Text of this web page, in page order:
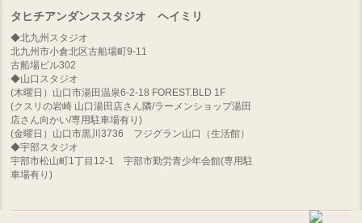
タヒチアンダンススタジオ ヘイミリ
◆北九州スタジオ
北九州市小倉北区古船場町9-11
古船場ビル302
◆山口スタジオ
(木曜日）山口市湯田温泉6-2-18 FOREST.BLD 1F
(クスリの岩崎 山口湯田店さん隣/ラーメンショップ湯田
店さん向かい/専用駐車場有り)
(金曜日）山口市黒川3736 フジグラン山口（生活館）
◆宇部スタジオ
宇部市松山町1丁目12-1 宇部市勤労青少年会館(専用駐
車場有り)